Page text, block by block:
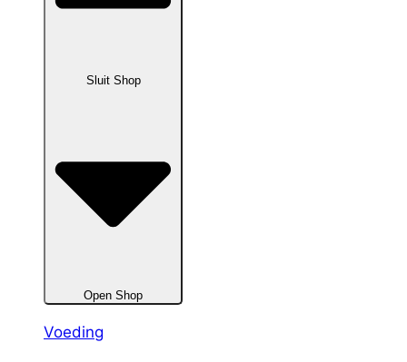
Sluit Shop
Open Shop
Voeding